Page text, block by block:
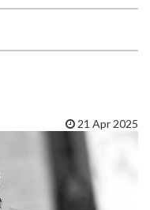
21 Apr 2025